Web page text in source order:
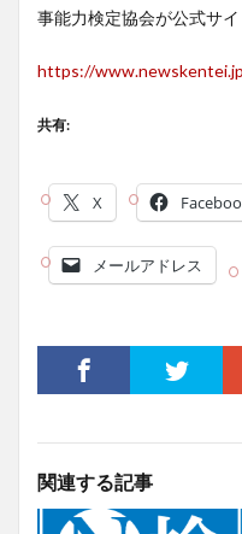
事能力検定協会が公式サ
https://
共有:
X
メールアドレス
関連する記事